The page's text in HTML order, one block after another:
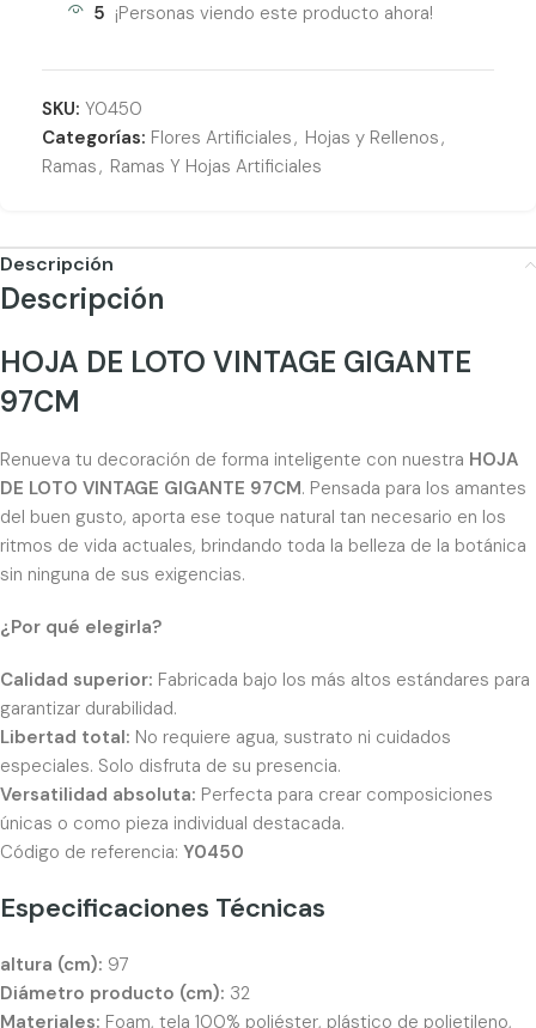
5 ¡Personas viendo este producto ahora!
SKU: Y0450
Categorías: Flores Artificiales, Hojas y Rellenos,
Ramas, Ramas Y Hojas Artificiales
Descripción
Descripción
HOJA DE LOTO VINTAGE GIGANTE
97CM
Renueva tu decoración de forma inteligente con nuestra HOJA
DE LOTO VINTAGE GIGANTE 97CM. Pensada para los amantes
del buen gusto, aporta ese toque natural tan necesario en los
ritmos de vida actuales, brindando toda la belleza de la botánica
sin ninguna de sus exigencias.
¿Por qué elegirla?
Calidad superior: Fabricada bajo los más altos estándares para
garantizar durabilidad.
Libertad total: No requiere agua, sustrato ni cuidados
especiales. Solo disfruta de su presencia.
Versatilidad absoluta: Perfecta para crear composiciones
únicas o como pieza individual destacada.
Código de referencia: Y0450
Especificaciones Técnicas
altura (cm): 97
Diámetro producto (cm): 32
Materiales: Foam, tela 100% poliéster, plástico de polietileno,